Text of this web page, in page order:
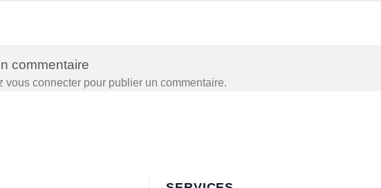
commentaire
vous connecter pour publier un commentaire.